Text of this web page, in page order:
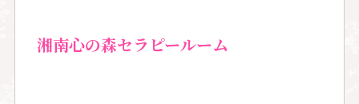
湘南心の森セラピールーム